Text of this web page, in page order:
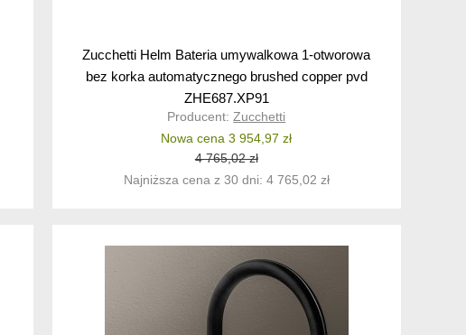
Zucchetti Helm Bateria umywalkowa 1-otworowa
bez korka automatycznego brushed copper pvd
ZHE687.XP91
Producent:Zucchetti
Nowa cena 3 954,97 zł
4 765,02 zł
Najniższa cena z 30 dni: 4 765,02 zł